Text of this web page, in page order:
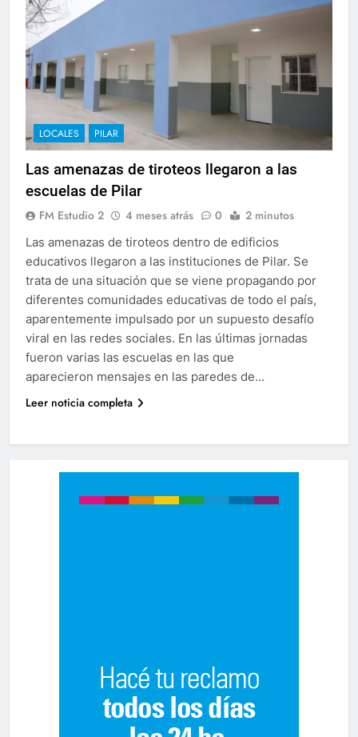
LOCALES PILAR
Las amenazas de tiroteos llegaron a las
escuelas de Pilar
FM Estudio 2 4 meses atrás 0 2 minutos
Las amenazas de tiroteos dentro de edificios
educativos llegaron a las instituciones de Pilar. Se
trata de una situación que se viene propagando por
diferentes comunidades educativas de todo el país,
aparentemente impulsado por un supuesto desafío
viral en las redes sociales. En las últimas jornadas
fueron varias las escuelas en las que
aparecieron mensajes en las paredes de…
Leer noticia completa